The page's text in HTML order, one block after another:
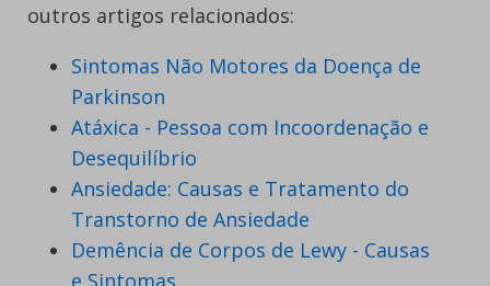
outros artigos relacionados:
Sintomas Não Motores da Doença de
Parkinson
Atáxica - Pessoa com Incoordenação e
Desequilíbrio
Ansiedade: Causas e Tratamento do
Transtorno de Ansiedade
Demência de Corpos de Lewy - Causas